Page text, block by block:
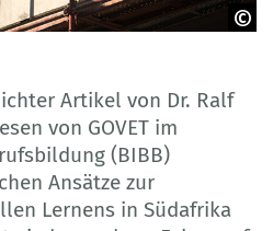
Artikel von Dr. Ralf
von GOVET im
(BIBB)
Ansätze zur
Lernens in Südafrika